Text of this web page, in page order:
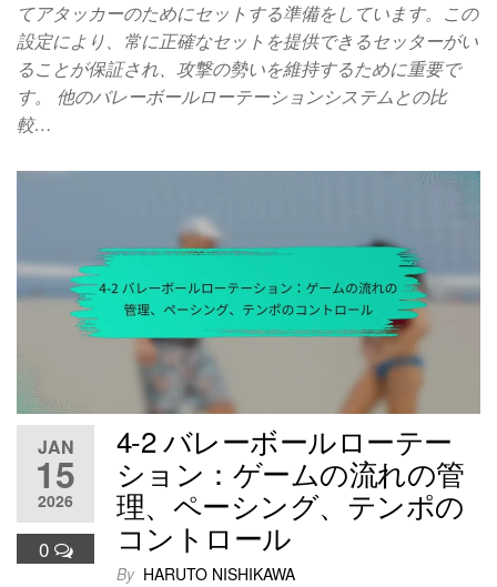
てアタッカーのためにセットする準備をしています。この
設定により、常に正確なセットを提供できるセッターがい
ることが保証され、攻撃の勢いを維持するために重要で
す。 他のバレーボールローテーションシステムとの比
較…
JAN
15
2026
0
4-2 バレーボールローテー
ション：ゲームの流れの管
理、ペーシング、テンポの
コントロール
By HARUTO NISHIKAWA